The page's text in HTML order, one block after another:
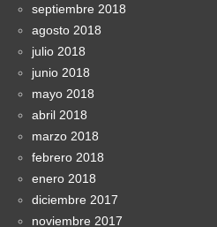
septiembre 2018
agosto 2018
julio 2018
junio 2018
mayo 2018
abril 2018
marzo 2018
febrero 2018
enero 2018
diciembre 2017
noviembre 2017